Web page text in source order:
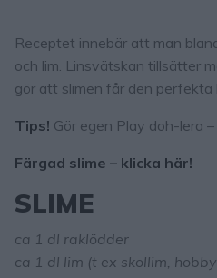
Receptet innebär att man
och lim. Linsvätskan tillsätter
gör att slimen får den perfekta
Tips! Gör egen Play doh-lera –
Färgad slime – klicka här!
SLIME
ca 1 dl raklödder
ca 1 dl lim (t ex skollim,